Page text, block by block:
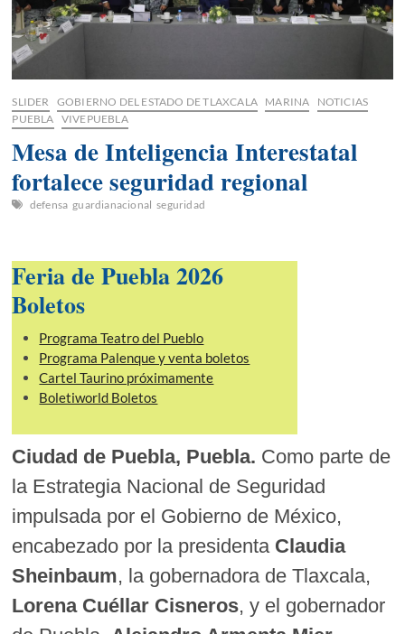
SLIDER GOBIERNO DEL ESTADO DE TLAXCALA MARINA
NOTICIAS
PUEBLA VIVEPUEBLA
Mesa de Inteligencia Interestatal
fortalece seguridad regional
defensa guardianacional seguridad
Feria de Puebla 2026
Boletos
Programa Teatro del Pueblo
Programa Palenque y venta boletos
Cartel Taurino próximamente
Boletiworld Boletos
Ciudad de Puebla, Puebla. Como parte de
la Estrategia Nacional de Seguridad
impulsada por el Gobierno de México,
encabezado por la presidenta Claudia
Sheinbaum, la gobernadora de Tlaxcala,
Lorena Cuéllar Cisneros, y el gobernador